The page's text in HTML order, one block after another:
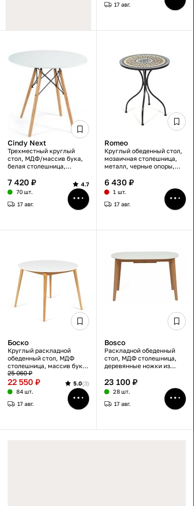
17 авг.
Cindy Next
Трехместный круглый
стол, МДФ/массив бука,
белая столешница,
см
7 420 ₽ 4.7
70 шт.
17 авг.
Romeo
Круглый обеденный стол,
мозаичная столешница,
металл, черные опоры,
см, для двоих
6 430 ₽
1 шт.
17 авг.
Боско
Круглый раскладной
обеденный стол, МДФ
столешница, массив бука,
белый/натуральный,
100×75×100+30 см
25 060 ₽
22 550 ₽ 5.0(3)
84 шт.
17 авг.
Bosco
Раскладной обеденный
стол, МДФ столешница,
деревянные ножки из
120(150)×80×76 см
23 100 ₽
28 шт.
17 авг.